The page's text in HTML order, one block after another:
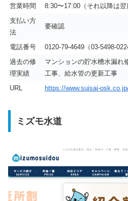
営業時間
8:30〜17:00（それ以降は翌
支払い方
法
要確認
電話番号
0120-79-4649（03-5498-
過去の修
理実績
マンションの貯水槽水漏れ
工事、給水管の更新工事
URL
https://www.suisai-
ミズモ水道